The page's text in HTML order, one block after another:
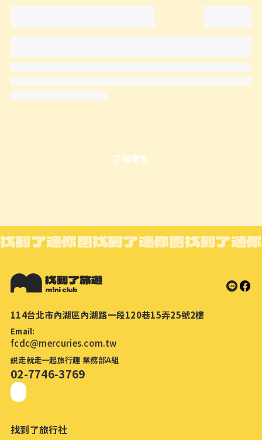
了解更多
找到了迷你團找到了迷你團找到了迷
114台北市內湖區內湖路一段120巷15弄25號2樓
Email:
fcdc@mercuries.com.tw
説走就走一起旅行趣 業務部A組
02-7746-3769
找到了旅行社